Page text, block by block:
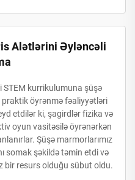
Alətlərini Əyləncəli
kurrikulumuna şüşə
praktik öyrənmə fəaliyyətləri
etdilər ki, şagirdlər fizika və
oyun vasitəsilə öyrənərkən
Şüşə marmorlarımız
somak şəkildə təmin etdi və
bir resurs olduğu sübut oldu.